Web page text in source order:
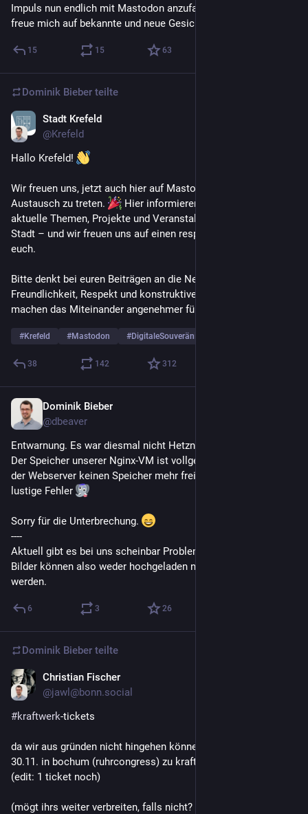
Impuls nun endlich mit Mastodon anzufangen. Hier bin ich und
freue mich auf bekannte und neue Gesichter.
15 15 63
Dominik Bieber teilte
Stadt Krefeld
@Krefeld
Hallo Krefeld!
Wir freuen uns, jetzt auch hier auf Mastodon mit euch in den
Austausch zu treten.
Hier informieren wir euch über
aktuelle Themen, Projekte und Veranstaltungen aus unserer
Stadt – und wir freuen uns auf einen respektvollen Dialog mit
euch.
Bitte denkt bei euren Beiträgen an die Netiquette:
Freundlichkeit, Respekt und konstruktive Diskussionen
machen das Miteinander angenehmer für alle.
#Krefeld #Mastodon #DigitaleSouveränität
38 142 312
Dominik Bieber
@dbeaver
Entwarnung. Es war diesmal nicht Hetzner.
Der Speicher unserer Nginx-VM ist vollgelaufen. Merke: Wenn
der Webserver keinen Speicher mehr frei hat. Passieren viele
lustige Fehler
Sorry für die Unterbrechung.
----
Aktuell gibt es bei uns scheinbar Probleme mit Hetzners S3.
Bilder können also weder hochgeladen noch abgerufen
werden.
6 3 26
Dominik Bieber teilte
Christian Fischer
@jawl@bonn.social
#kraftwerk-tickets
da wir aus gründen nicht hingehen können: möchte jemand am
30.11. in bochum (ruhrcongress) zu kraftwerk gehen?
(edit: 1 ticket noch)
(mögt ihrs weiter verbreiten, falls nicht? danke!)